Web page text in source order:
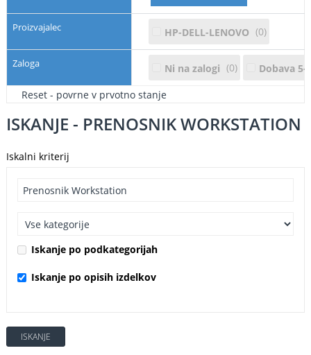
Proizvajalec HP-DELL-LENOVO 0
Zaloga Ni na zalogi 0
Dobava 5-
Reset - povrne v prvotno stanje
ISKANJE - PRENOSNIK WORKSTATION
Iskalni kriterij
Iskanje po podkategorijah
Iskanje po opisih izdelkov